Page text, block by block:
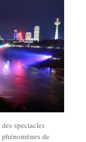
spectacles
de